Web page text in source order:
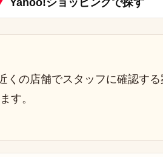
Yahoo!ショッピングで探す
くの店舗でスタッフに確認す
す。